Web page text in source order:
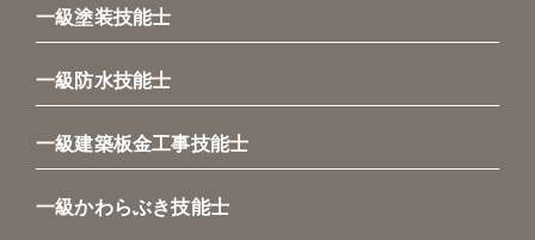
一級塗装技能士
一級防水技能士
一級建築板金工事技能士
一級かわらぶき技能士